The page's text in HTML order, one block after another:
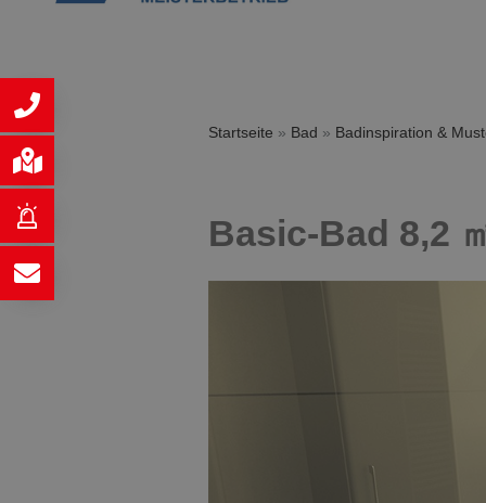
Startseite » Bad » Badinspiration &
Basic-Bad 8,2